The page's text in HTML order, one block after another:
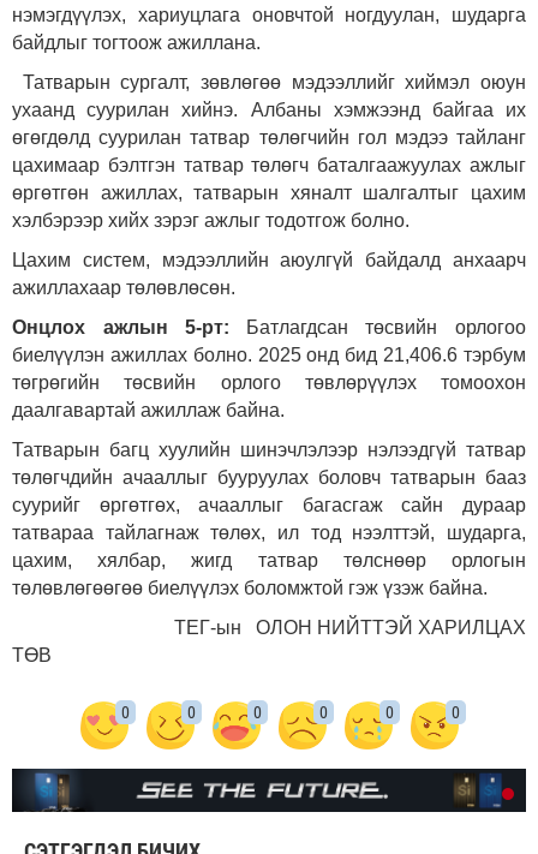
нэмэгдүүлэх, хариуцлага оновчтой ногдуулан, шударга
байдлыг тогтоож ажиллана.
Татварын сургалт, зөвлөгөө мэдээллийг хиймэл оюун
ухаанд суурилан хийнэ. Албаны хэмжээнд байгаа их
өгөгдөлд суурилан татвар төлөгчийн гол мэдээ тайланг
цахимаар бэлтгэн татвар төлөгч баталгаажуулах ажлыг
өргөтгөн ажиллах, татварын хяналт шалгалтыг цахим
хэлбэрээр хийх зэрэг ажлыг тодотгож болно.
Цахим систем, мэдээллийн аюулгүй байдалд анхаарч
ажиллахаар төлөвлөсөн.
Онцлох ажлын 5-рт:
Батлагдсан төсвийн орлогоо
биелүүлэн ажиллах болно. 2025 онд бид 21,406.6 тэрбум
төгрөгийн төсвийн орлого төвлөрүүлэх томоохон
даалгавартай ажиллаж байна.
Татварын багц хуулийн шинэчлэлээр нэлээдгүй татвар
төлөгчдийн ачааллыг бууруулах боловч татварын бааз
суурийг өргөтгөх, ачааллыг багасгаж сайн дураар
татвараа тайлагнаж төлөх, ил тод нээлттэй, шударга,
цахим, хялбар, жигд татвар төлснөөр орлогын
төлөвлөгөөгөө биелүүлэх боломжтой гэж үзэж байна.
ТЕГ-ын ОЛОН НИЙТТЭЙ ХАРИЛЦАХ
ТӨВ
0 0 0 0 0 0